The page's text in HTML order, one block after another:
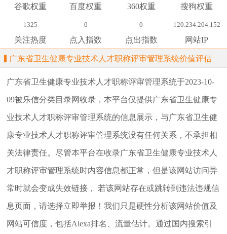
谷歌权重 百度权重 360权重 搜狗权重
1325
关注热度
0
点入指数
0
点出指数
120.234.204.152
网站IP
广东省卫生健康专业技术人才职称评审管理系统价值评估
广东省卫生健康专业技术人才职称评审管理系统于2023-10-
09被乐信分类目录网收录，本平台仅提供广东省卫生健康专
业技术人才职称评审管理系统的信息展示，与广东省卫生健
康专业技术人才职称评审管理系统没有任何关系，不承担相
关法律责任。尽管本平台在收录广东省卫生健康专业技术人
才职称评审管理系统时内容信息都正常，但是该网站访问异
常时就会变成失效链接， 若该网站存在或跳转到违法违规信
息页面，请选择立即举报 ！我们只是硬性分析该网站价值及
网站可信度，包括Alexa排名、流量估计。通过国内搜索引